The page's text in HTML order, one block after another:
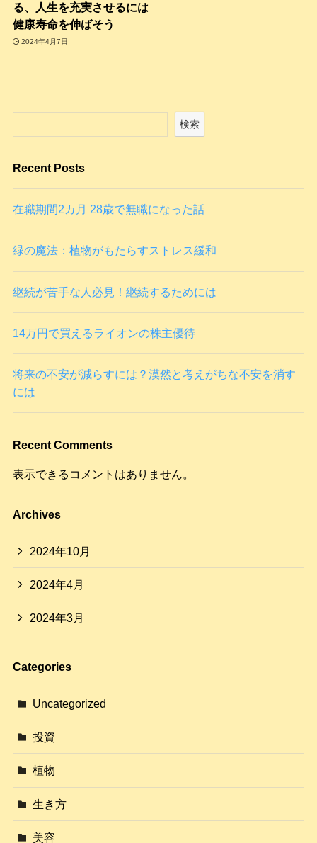
る、人生を充実させるには
健康寿命を伸ばそう
2024年4月7日
検索
Recent Posts
在職期間2カ月 28歳で無職になった話
緑の魔法：植物がもたらすストレス緩和
継続が苦手な人必見！継続するためには
14万円で買えるライオンの株主優待
将来の不安が減らすには？漠然と考えがちな不安を消す
には
Recent Comments
表示できるコメントはありません。
Archives
2024年10月
2024年4月
2024年3月
Categories
Uncategorized
投資
植物
生き方
美容